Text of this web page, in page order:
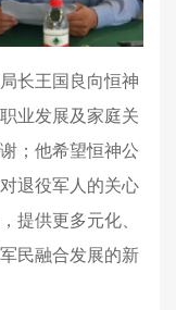
长王国良向恒神
业发展及家庭关
；他希望恒神公
退役军人的关心
提供更多元化、
民融合发展的新